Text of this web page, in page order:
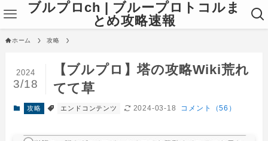
ブルプロch | ブループロトコルま
とめ攻略速報
ホーム 攻略
【ブルプロ】塔の攻略Wiki荒れ
てて草
2024
3/18
攻略 エンドコンテンツ 2024-03-18 コメント（56）